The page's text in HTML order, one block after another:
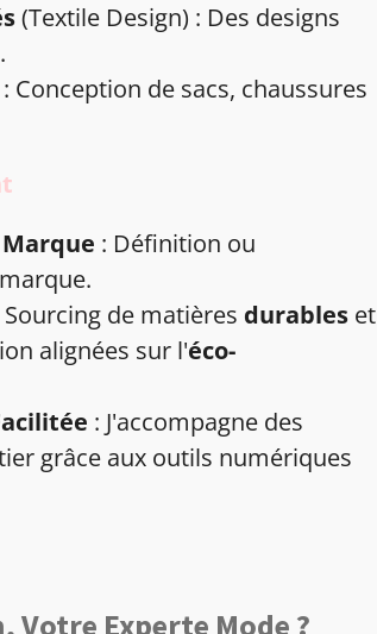
(Textile Design) : Des designs
: Conception de sacs, chaussures
: Définition ou
Sourcing de matières durables et
alignées sur l'éco-
: J'accompagne des
grâce aux outils numériques
Votre Experte Mode ?